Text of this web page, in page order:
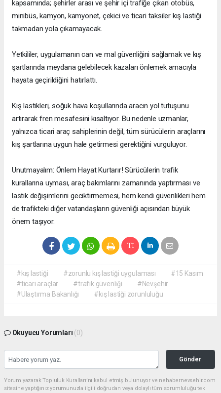
kapsamında; şehirler arası ve şehir içi trafiğe çıkan otobüs,
minibüs, kamyon, kamyonet, çekici ve ticari taksiler kış lastiği
takmadan yola çıkamayacak.
Yetkililer, uygulamanın can ve mal güvenliğini sağlamak ve kış
şartlarında meydana gelebilecek kazaları önlemek amacıyla
hayata geçirildiğini hatırlattı.
Kış lastikleri, soğuk hava koşullarında aracın yol tutuşunu
artırarak fren mesafesini kısaltıyor. Bu nedenle uzmanlar,
yalnızca ticari araç sahiplerinin değil, tüm sürücülerin araçlarını
kış şartlarına uygun hale getirmesi gerektiğini vurguluyor.
Unutmayalım: Önlem Hayat Kurtarır! Sürücülerin trafik
kurallarına uyması, araç bakımlarını zamanında yaptırması ve
lastik değişimlerini geciktirmemesi, hem kendi güvenlikleri hem
de trafikteki diğer vatandaşların güvenliği açısından büyük
önem taşıyor.
#kış lastiği #zorunlu kış lastiği uygulaması
#15 Kasım
#ticari araçlar
#trafik güvenliği
#Nevşehir
#Ulaştırma Bakanlığı
#kış lastiği zorunluluğu
Okuyucu Yorumları (0)
Gönder
Yorum yazarak Topluluk Kuralları’nı kabul etmiş bulunuyor ve nehabernevsehir.com
sitesine yaptığınız yorumunuzla ilgili doğrudan veya dolaylı tüm sorumluluğu tek